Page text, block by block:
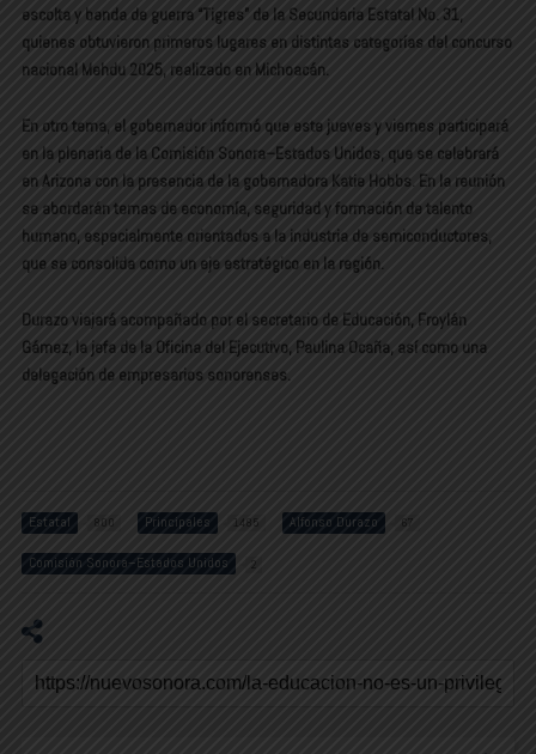
escolta y banda de guerra “Tigres” de la Secundaria Estatal No. 31,
quienes obtuvieron primeros lugares en distintas categorías del concurso
nacional Mehdu 2025, realizado en Michoacán.
En otro tema, el gobernador informó que este jueves y viernes participará
en la plenaria de la Comisión Sonora–Estados Unidos, que se celebrará
en Arizona con la presencia de la gobernadora Katie Hobbs. En la reunión
se abordarán temas de economía, seguridad y formación de talento
humano, especialmente orientados a la industria de semiconductores,
que se consolida como un eje estratégico en la región.
Durazo viajará acompañado por el secretario de Educación, Froylán
Gámez, la jefa de la Oficina del Ejecutivo, Paulina Ocaña, así como una
delegación de empresarios sonorenses.
Estatal 800 Principales 1485 Alfonso Durazo 67
Comisión Sonora–Estados Unidos 2